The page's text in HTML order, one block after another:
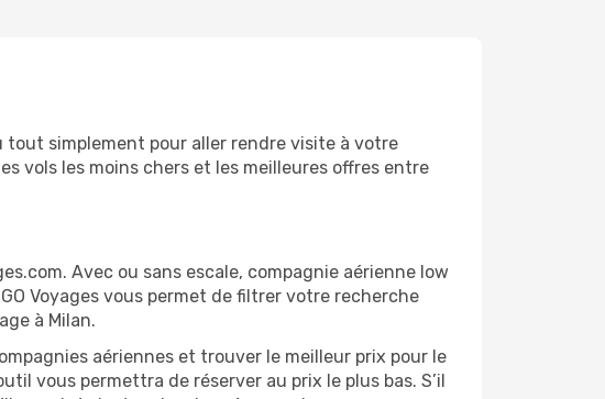
tout simplement pour aller rendre visite à votre
vols les moins chers et les meilleures offres entre
Avec ou sans escale, compagnie aérienne low
Voyages vous permet de filtrer votre recherche
à Milan.
aériennes et trouver le meilleur prix pour le
vous permettra de réserver au prix le plus bas. S’il